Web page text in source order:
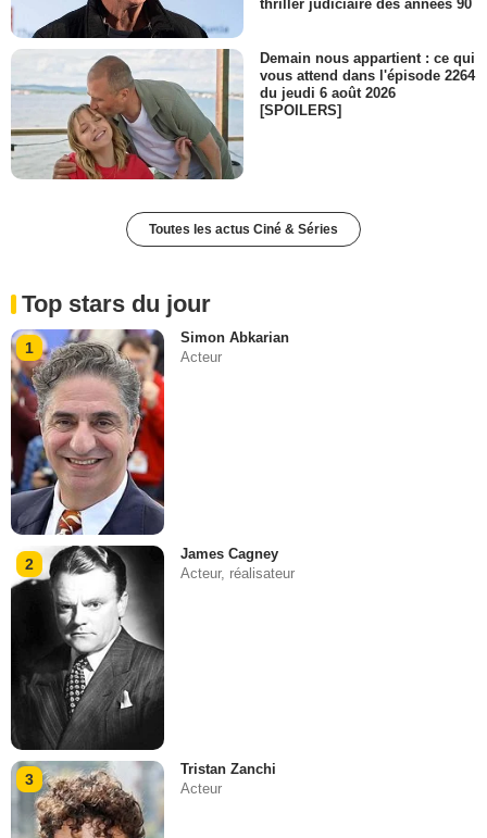
thriller judiciaire des années 90
Demain nous appartient : ce qui
vous attend dans l'épisode 2264
du jeudi 6 août 2026
[SPOILERS]
Toutes les actus Ciné & Séries
Top stars du jour
1
Simon Abkarian
Acteur
2
James Cagney
Acteur, réalisateur
3
Tristan Zanchi
Acteur